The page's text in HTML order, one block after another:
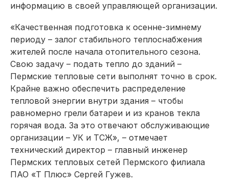
информацию в своей управляющей организации.
«Качественная подготовка к осенне-зимнему
периоду – залог стабильного теплоснабжения
жителей после начала отопительного сезона.
Свою задачу – подать тепло до зданий –
Пермские тепловые сети выполнят точно в срок.
Крайне важно обеспечить распределение
тепловой энергии внутри здания – чтобы
равномерно грели батареи и из кранов текла
горячая вода. За это отвечают обслуживающие
организации – УК и ТСЖ», – отмечает
технический директор – главный инженер
Пермских тепловых сетей Пермского филиала
ПАО «Т Плюс» Сергей Гужев.